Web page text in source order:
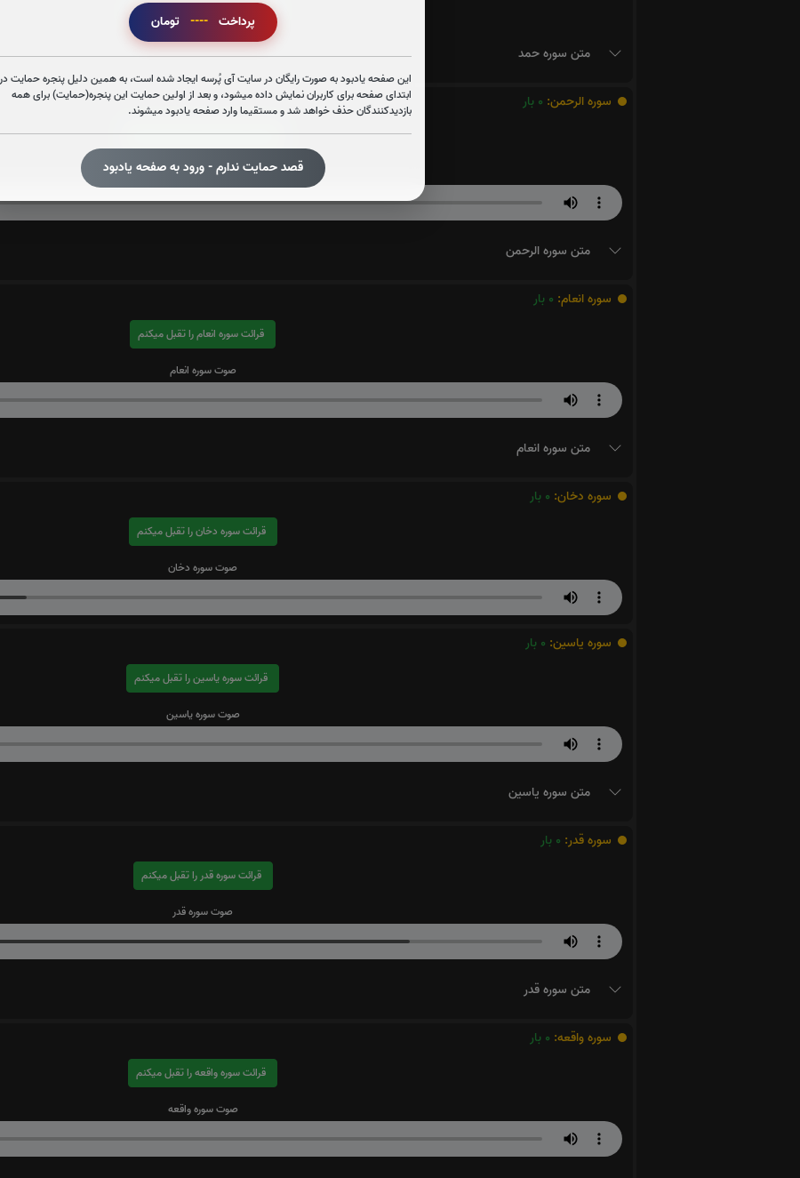
پرداخت ---- تومان
این صفحه یادبود به صورت رایگان در سایت آی پُرسه ایجاد شده است، به همین دلیل پنجره حمایت در
ابتدای صفحه برای کاربران نمایش داده میشود، و بعد از اولین حمایت این پنجره(حمایت) برای همه
بازدیدکنندگان حذف خواهد شد و مستقیما وارد صفحه یادبود میشوند.
قصد حمایت ندارم - ورود به صفحه یادبود
قرائت سوره حمد را تقبل میکنم
متن سوره حمد
سوره الرحمن: 0 بار
قرائت سوره الرحمن را تقبل میکنم
صوت سوره الرحمن
متن سوره الرحمن
سوره انعام: 0 بار
قرائت سوره انعام را تقبل میکنم
صوت سوره انعام
متن سوره انعام
سوره دخان: 0 بار
قرائت سوره دخان را تقبل میکنم
صوت سوره دخان
سوره یاسین: 0 بار
قرائت سوره یاسین را تقبل میکنم
صوت سوره یاسین
متن سوره یاسین
سوره قدر: 0 بار
قرائت سوره قدر را تقبل میکنم
صوت سوره قدر
متن سوره قدر
سوره واقعه: 0 بار
قرائت سوره واقعه را تقبل میکنم
صوت سوره واقعه